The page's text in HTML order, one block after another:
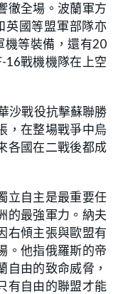
徹全場。波蘭軍方
英國等盟軍部隊亦
機等裝備，還有20
16戰機機隊在上空
沙戰役抗擊蘇聯勝
，在整場戰爭中烏
各國在二戰後都成
立自主是最重要任
的最強軍力。納夫
右傾主張與歐盟有
。他指俄羅斯的帝
自由的致命威脅，
有自由的聯盟才能